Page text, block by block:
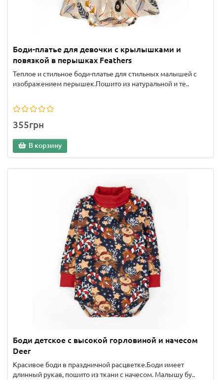
Боди-платье для девочки с крылышками и
повязкой в перышках Feathers
Теплое и стильное боди-платье для стильных малышей с
изображением перышек.Пошито из натуральной и те..
355грн
В корзину
Боди детское с высокой горловиной и начесом
Deer
Красивое боди в праздничной расцветке.Боди имеет
длинный рукав, пошито из ткани с начесом. Малышу бу..